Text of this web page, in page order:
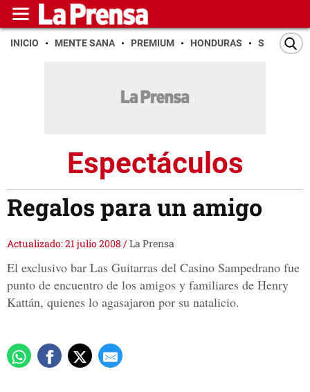
INICIO MENTE SANA PREMIUM HONDURAS SAN PEDRO
Espectáculos
Regalos para un amigo
Actualizado: 21 julio 2008 /La Prensa
El exclusivo bar Las Guitarras del Casino Sampedrano fue
punto de encuentro de los amigos y familiares de Henry
Kattán, quienes lo agasajaron por su natalicio.